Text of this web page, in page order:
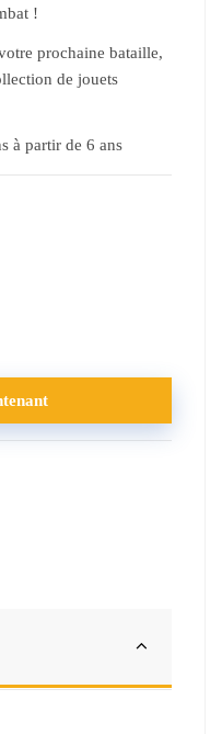
!
prochaine bataille,
de jouets
à partir de 6 ans